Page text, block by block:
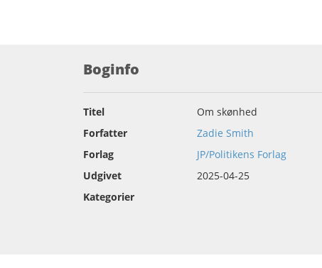
Boginfo
Titel
Om skønhed
Forfatter
Zadie Smith
Forlag
JP/Politikens Forlag
Udgivet
2025-04-25
Kategorier